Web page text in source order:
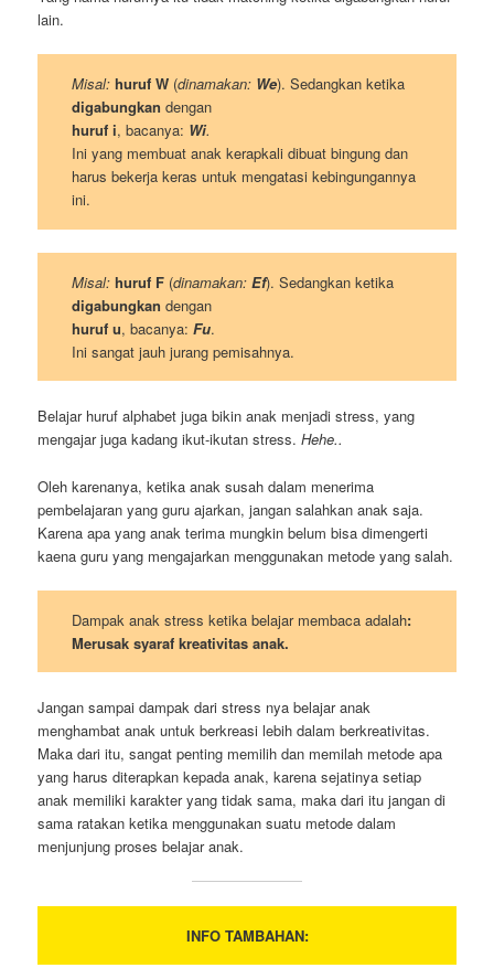
lain.
Misal: huruf W(dinamakan: We). Sedangkan ketika
digabungkan dengan
huruf i, bacanya: Wi.
Ini yang membuat anak kerapkali dibuat bingung dan
harus bekerja keras untuk mengatasi kebingungannya
ini.
Misal: huruf F(dinamakan: Ef). Sedangkan ketika
digabungkan dengan
huruf u, bacanya: Fu.
Ini sangat jauh jurang pemisahnya.
Belajar huruf alphabet juga bikin anak menjadi stress, yang
mengajar juga kadang ikut-ikutan stress.Hehe..
Oleh karenanya, ketika anak susah dalam menerima
pembelajaran yang guru ajarkan, jangan salahkan anak saja.
Karena apa yang anak terima mungkin belum bisa dimengerti
kaena guru yang mengajarkan menggunakan metode yang salah.
Dampak anak stress ketika belajar membaca adalah:
Merusak syaraf kreativitas anak.
Jangan sampai dampak dari stress nya belajar anak
menghambat anak untuk berkreasi lebih dalam berkreativitas.
Maka dari itu, sangat penting memilih dan memilah metode apa
yang harus diterapkan kepada anak, karena sejatinya setiap
anak memiliki karakter yang tidak sama, maka dari itu jangan di
sama ratakan ketika menggunakan suatu metode dalam
menjunjung proses belajar anak.
INFO TAMBAHAN: